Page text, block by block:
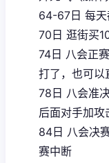
64-67日 每天
70日 逛街买
74日 八会正
打了，也可以
78日 八会准
后面对手加攻
84日 八会决
赛中断